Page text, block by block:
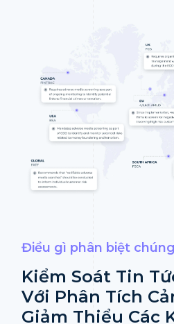
Điều gì phân biệt
Kiểm Soát Tin
Với Phân Tích
Giảm Thiểu Các